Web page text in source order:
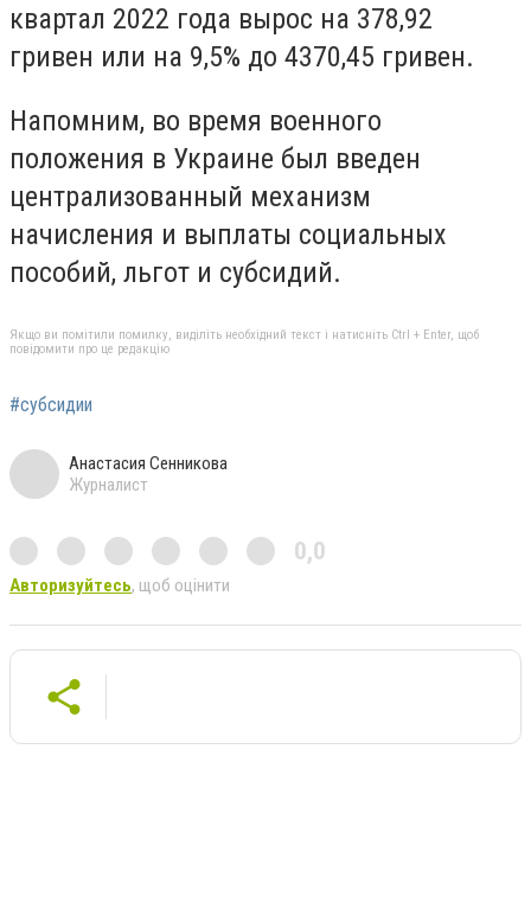
квартал 2022 года вырос на 378,92
гривен или на 9,5% до 4370,45 гривен.
Напомним, во время военного
положения в Украине был введен
централизованный механизм
начисления и выплаты социальных
пособий, льгот и субсидий.
Якщо ви помітили помилку, виділіть необхідний текст і натисніть Ctrl + Enter, щоб
повідомити про це редакцію
#субсидии
Анастасия Сенникова
Журналист
0,0
Авторизуйтесь, щоб оцінити